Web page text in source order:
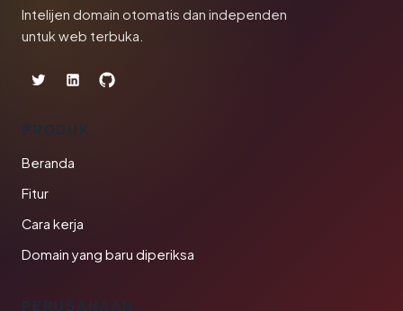
Intelijen domain otomatis dan independen
untuk web terbuka.
PRODUK
Beranda
Fitur
Cara kerja
Domain yang baru diperiksa
PERUSAHAAN